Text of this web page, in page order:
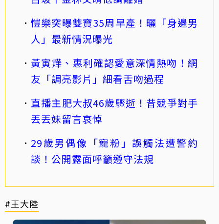
愷樂突曝雙寶35周早產！曬「身邊男
人」最新情況曝光
黃寅燁、惠利確認愛意深情熱吻！網
友「調亮影片」細看舌吻過程
直播主肥大叔46歲驟逝！昔競爭對手
丟丟妹留言哀悼
29歲男偶像「寵粉」誤觸法遭警約
談！公開露面呼籲遵守法規
#王大陸